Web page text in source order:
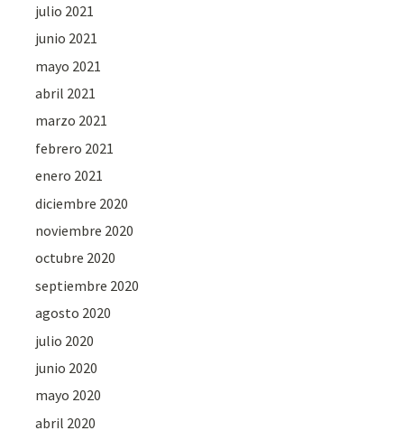
julio 2021
junio 2021
mayo 2021
abril 2021
marzo 2021
febrero 2021
enero 2021
diciembre 2020
noviembre 2020
octubre 2020
septiembre 2020
agosto 2020
julio 2020
junio 2020
mayo 2020
abril 2020